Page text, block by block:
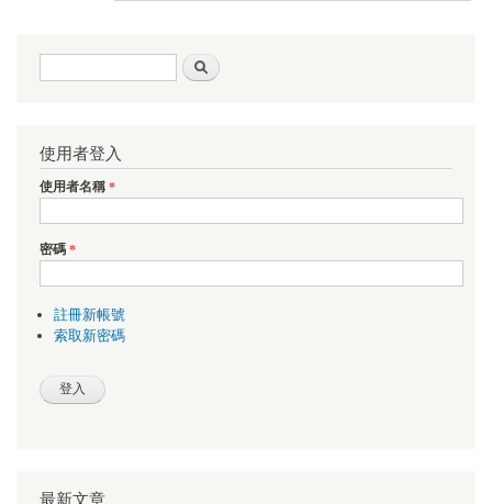
搜尋表單
使用者登入
使用者名稱*
密碼*
註冊新帳號
索取新密碼
最新文章